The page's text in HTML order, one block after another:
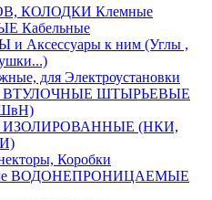
КОЛОДКИ Клемные
Кабельные
Аксессуары к ним (Углы ,
для Электроустановки
ШТЫРЬЕВЫЕ
(НКИ,
Коробки
ВОДОНЕПРОНИЦАЕМЫЕ